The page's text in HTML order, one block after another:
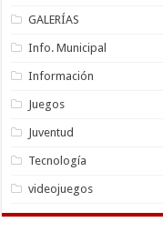
GALERÍAS
Info. Municipal
Información
Juegos
Juventud
Tecnología
videojuegos